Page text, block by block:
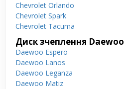
Chevrolet Orlando
Chevrolet Spark
Chevrolet Tacuma
Диск зчеплення Daewoo
Daewoo Espero
Daewoo Lanos
Daewoo Leganza
Daewoo Matiz